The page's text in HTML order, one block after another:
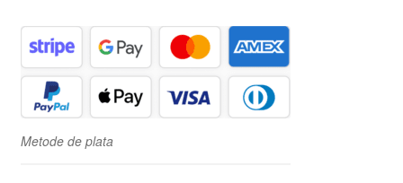
Metode de plata